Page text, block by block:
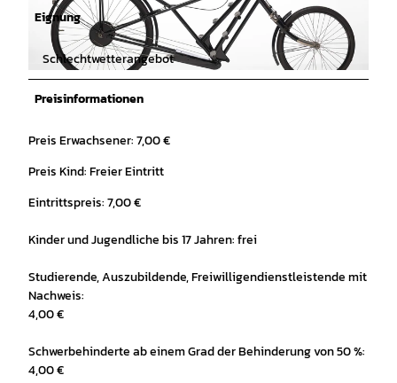
© Die Neue Sammlung - Kai Mewes |CC-BY-SA
Eignung
Schlechtwetterangebot
Preisinformationen
Preis Erwachsener: 7,00 €
Preis Kind: Freier Eintritt
Eintrittspreis: 7,00 €
Kinder und Jugendliche bis 17 Jahren: frei
Studierende, Auszubildende, Freiwilligendienstleistende mit
Nachweis:
4,00 €
Schwerbehinderte ab einem Grad der Behinderung von 50 %:
4,00 €